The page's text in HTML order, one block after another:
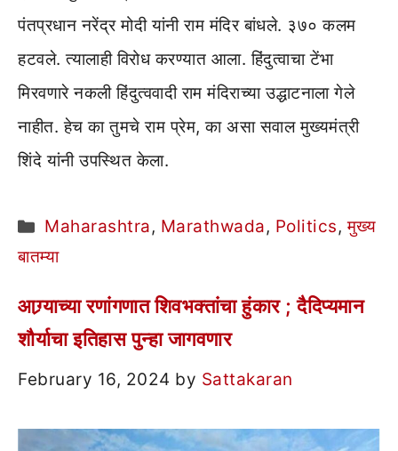
पंतप्रधान नरेंद्र मोदी यांनी राम मंदिर बांधले. ३७० कलम
हटवले. त्यालाही विरोध करण्यात आला. हिंदुत्वाचा टेंभा
मिरवणारे नकली हिंदुत्ववादी राम मंदिराच्या उद्धाटनाला गेले
नाहीत. हेच का तुमचे राम प्रेम, का असा सवाल मुख्यमंत्री
शिंदे यांनी उपस्थित केला.
Categories
Maharashtra, Marathwada, Politics,मुख्य
बातम्या
आग्र्याच्या रणांगणात शिवभक्तांचा हुंकार ; दैदिप्यमान
शौर्याचा इतिहास पुन्हा जागवणार
February 16, 2024 by Sattakaran